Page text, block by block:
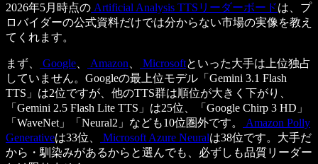
2026年5月時点の Artificial Analysis TTSリーダーボードは、プ
ロバイダーの公式資料だけでは分からない市場の実像を教え
てくれます。
まず、 Google Amazon Microsoftといった大手は上位独占
していません。Googleの最上位モデル「Gemini 3.1 Flash
TTS」は2位ですが、他のTTS群は順位が大きく下がり、
「Gemini 2.5 Flash Lite TTS」は25位、「Google Chirp 3 HD」
「WaveNet」「Neural2」なども10位圏外です。
Amazon Polly
Generativeは33位、 Microsoft Azure Neuralは38位です。大手だ
から・馴染みがあるからと選んでも、必ずしも品質リーダー